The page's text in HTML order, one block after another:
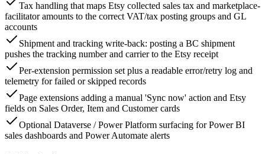
Tax handling that maps Etsy collected sales tax and marketplace-
facilitator amounts to the correct VAT/tax posting groups and GL
accounts
Shipment and tracking write-back: posting a BC shipment
pushes the tracking number and carrier to the Etsy receipt
Per-extension permission set plus a readable error/retry log and
telemetry for failed or skipped records
Page extensions adding a manual 'Sync now' action and Etsy
fields on Sales Order, Item and Customer cards
Optional Dataverse / Power Platform surfacing for Power BI
sales dashboards and Power Automate alerts